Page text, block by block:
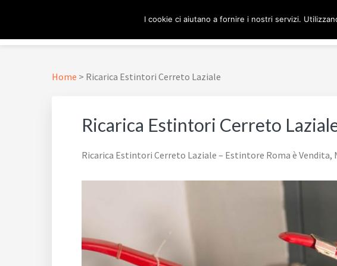
navigazione
contenuto
piè
footer
ESTINTORE ROMA
In Tutta Roma E Provincia
Home > Ricarica Estintori Cerreto Laziale
Ricarica Estintori Cerreto
Ricarica Estintori Cerreto Laziale – Estintore Roma è
I cookie ci aiutano a fornire i nostri servizi.